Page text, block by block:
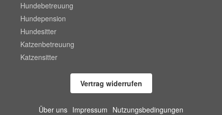
Hundebetreuung
Hundepension
Hundesitter
Katzenbetreuung
Katzensitter
Vertrag widerrufen
Über uns Impressum Nutzungsbedingungen